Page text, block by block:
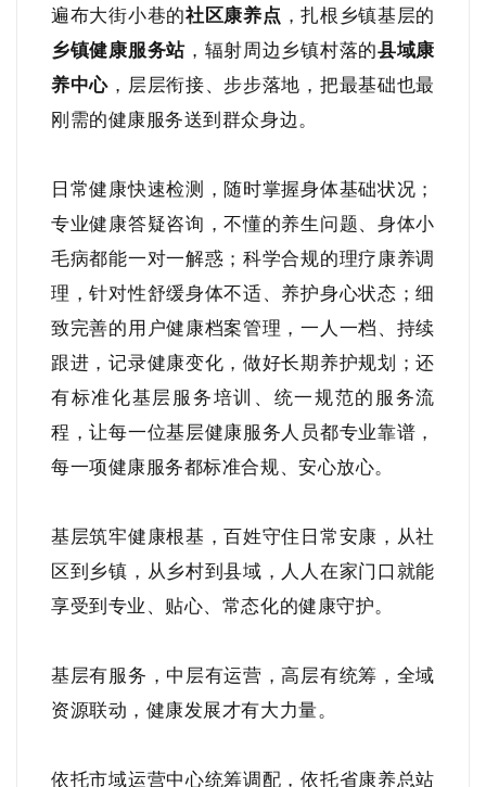
遍布大街小巷的社区康养点 ，扎根乡镇基层的
乡镇健康服务站，辐射周边乡镇村落的县域康
养中心 ，层层衔接、步步落地，把最基础也最
刚需的健康服务送到群众身边。
日常健康快速检测，随时掌握身体基础状况；
专业健康答疑咨询，不懂的养生问题、身体小
毛病都能一对一解惑；科学合规的理疗康养调
理，针对性舒缓身体不适、养护身心状态；细
致完善的用户健康档案管理，一人一档、持续
跟进，记录健康变化，做好长期养护规划；还
有标准化基层服务培训、统一规范的服务流
程，让每一位基层健康服务人员都专业靠谱，
每一项健康服务都标准合规、安心放心。
基层筑牢健康根基，百姓守住日常安康，从社
区到乡镇，从乡村到县域，人人在家门口就能
享受到专业、贴心、常态化的健康守护。
基层有服务，中层有运营，高层有统筹，全域
资源联动，健康发展才有大力量。
依托市域运营中心统筹调配，依托省康养总站